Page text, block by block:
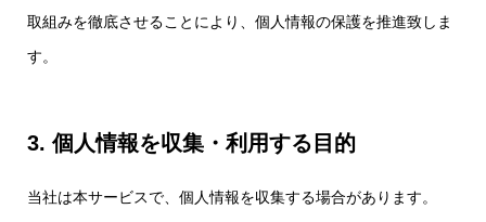
取組みを徹底させることにより、個人情報の保護を推進致しま
す。
3. 個人情報を収集・利用する目的
当社は本サービスで、個人情報を収集する場合があります。